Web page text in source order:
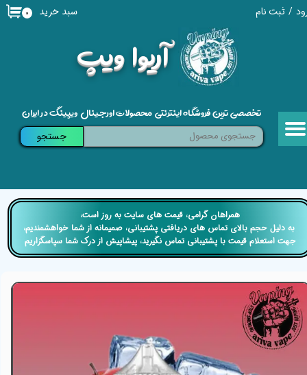
/ ثبت نام
حساب کاربری من
خروج از حساب کاربری
​آریوا ویپ
۰ سبد خرید
تخصصی ترین فروشگاه اینترنتی محصولات اورجینال ویپینگ در ایران
جستجو
​​همراهان گرامی، قیمت های سایت به روز است،
​​​​​​​ به دلیل حجم بالای تماس های دریافتی پشتیبانی، صمیمانه از شما خواهشمندیم،
جهت استعلام قیمت با پشتیبانی تماس نگیرید، پیشاپیش از درک شما سپاسگزاریم